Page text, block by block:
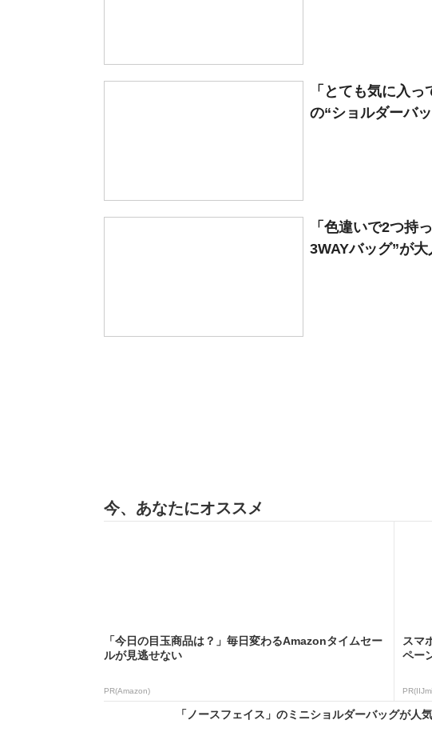
「とても気に入
の“ショルダーバ
「色違いで2つ持
3WAYバッグ”が
今、あなたにオススメ
「今日の目玉商品は？」毎日変わるAmazonタイムセー
ルが見逃せない
PR(Amazon)
スマ
ペー
「ノースフェイス」のミニショルダーバッグが